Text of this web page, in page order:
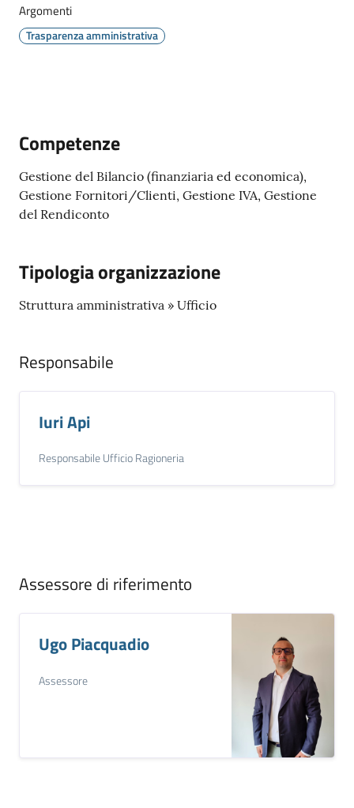
Seguici
su
Argomenti
Trasparenza amministrativa
Competenze
Gestione del Bilancio (finanziaria ed economica),
Gestione Fornitori/Clienti, Gestione IVA, Gestione
del Rendiconto
Tipologia organizzazione
Struttura amministrativa » Ufficio
Responsabile
Iuri Api
Responsabile Ufficio Ragioneria
Assessore di riferimento
Ugo Piacquadio
Assessore